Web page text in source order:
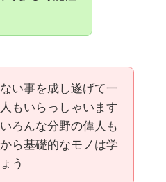
い事を成し遂げて一
もいらっしゃいます
ろんな分野の偉人も
ら基礎的なモノは学
う